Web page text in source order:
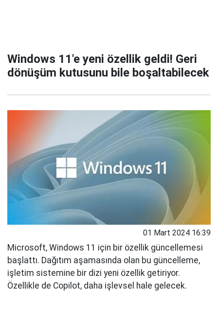
Windows 11'e yeni özellik geldi! Geri
dönüşüm kutusunu bile boşaltabilecek
01 Mart 2024 16:39
Microsoft, Windows 11 için bir özellik güncellemesi
başlattı. Dağıtım aşamasında olan bu güncelleme,
işletim sistemine bir dizi yeni özellik getiriyor.
Özellikle de Copilot, daha işlevsel hale gelecek.